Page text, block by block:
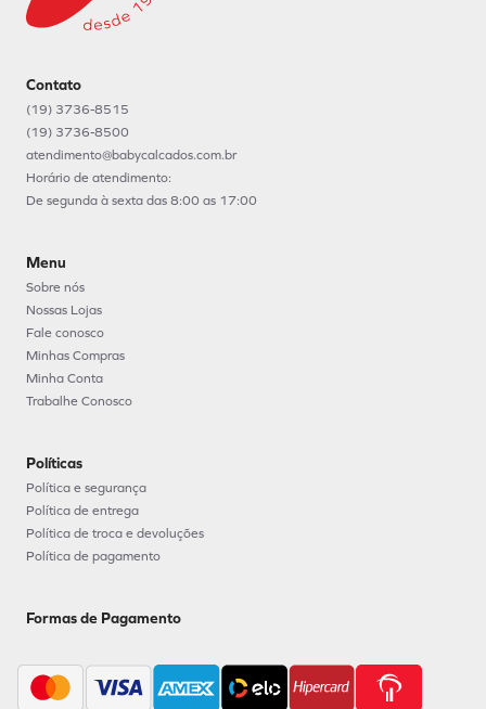
Contato
(19) 3736-8515
(19) 3736-8500
atendimento@babycalcados.com.br
Horário de atendimento:
De segunda à sexta das 8:00 as 17:00
Menu
Sobre nós
Nossas Lojas
Fale conosco
Minhas Compras
Minha Conta
Trabalhe Conosco
Políticas
Política e segurança
Política de entrega
Política de troca e devoluções
Política de pagamento
Formas de Pagamento